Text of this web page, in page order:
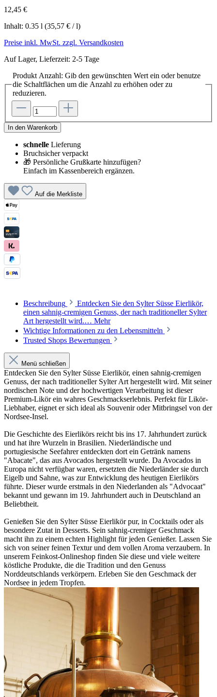
12,45 €
Inhalt: 0.35 l (35,57 € / l)
Preise inkl. MwSt. zzgl. Versandkosten
Auf Lager, Lieferzeit: 2-5 Tage
Produkt Anzahl: Gib den gewünschten Wert ein oder benutze
die Schaltflächen um die Anzahl zu erhöhen oder zu
reduzieren.
In den Warenkorb
schnelle Lieferung
Bruchsicher verpackt
🎁 Persönliche Grußkarte hinzufügen?
Einfach im Kassenbereich ergänzen.
Auf die Merkliste
Beschreibung
Entdecken Sie den Sylter Süsse Eierlikör,
einen sahnig-cremigen Genuss, der nach traditioneller Sylter
Art hergestellt wird.… Mehr
Wichtige Informationen zu den Lebensmitteln
Trusted Shops Bewertungen
Menü schließen
Entdecken Sie den Sylter Süsse Eierlikör, einen sahnig-cremigen
Genuss, der nach traditioneller Sylter Art hergestellt wird. Mit seiner
nordischen Note und der hochwertigen Verarbeitung ist dieser
Premium-Likör ein wahres Geschmackserlebnis. Perfekt für Likör-
Liebhaber, eignet er sich ideal als Souvenir oder Mitbringsel von der
Nordsee-Insel.
Die Geschichte des Eierlikörs reicht bis ins 17. Jahrhundert zurück
und hat ihre Wurzeln in Brasilien. Niederländische und
portugiesische Seefahrer entdeckten dort ein Getränk namens
"Abacate", das aus Avocados hergestellt wurde. Da Avocados in
Europa nicht verfügbar waren, ersetzten die Niederländer sie durch
Eigelb und Sahne, was zur Entwicklung des heutigen Eierlikörs
führte. Dieser wurde erstmals in den Niederlanden als "Advocaat"
bekannt und gewann im 19. Jahrhundert auch in Deutschland an
Beliebtheit.
Genießen Sie den Sylter Süsse Eierlikör pur, in Cocktails oder als
besondere Zutat in Desserts. Sein sahnig-cremiger Geschmack
macht ihn zu einem echten Highlight für jeden Genießer. Lassen Sie
sich von seiner feinen Textur und dem vollen Aroma verzaubern. In
unserem Feinkost-Onlineshop finden Sie diese und viele weitere
köstliche Produkte, die die Tradition und den Genuss
Norddeutschlands verkörpern. Erleben Sie den Geschmack der
Nordsee in jedem Tropfen.